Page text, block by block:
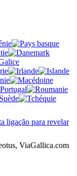
ligação para revelar
ViaGallica.com